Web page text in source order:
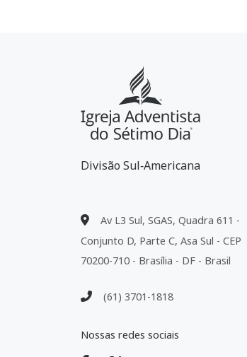
Divisão Sul‑Americana
Av L3 Sul, SGAS, Quadra 611 -
Conjunto D, Parte C, Asa Sul - CEP
70200-710 - Brasília - DF - Brasil
(61) 3701-1818
Nossas redes sociais